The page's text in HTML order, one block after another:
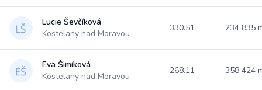
Lucie Ševčíková
Kostelany nad Moravou
330.51 234 835
Eva Šimíková
Kostelany nad Moravou
268.11 358 424